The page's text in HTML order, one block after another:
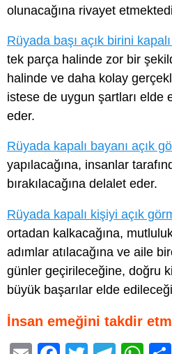
olunacağına rivayet
Rüyada başı açık birini
tek parça halinde zor bir
halinde ve daha kolay
istese de uygun şartları elde
eder.
Rüyada kapalı bayanı açık
yapılacağına, insanlar
bırakılacağına delalet eder.
Rüyada kapalı kişiyi açık
ortadan kalkacağına,
adımlar atılacağına ve aile
günler geçirileceğine, doğru
büyük başarılar elde
İnsan emeğini takdir